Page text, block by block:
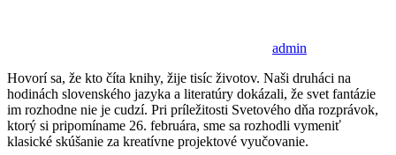
admin
Hovorí sa, že kto číta knihy, žije tisíc životov. Naši druháci na
hodinách slovenského jazyka a literatúry dokázali, že svet fantázie
im rozhodne nie je cudzí. Pri príležitosti Svetového dňa rozprávok,
ktorý si pripomíname 26. februára, sme sa rozhodli vymeniť
klasické skúšanie za kreatívne projektové vyučovanie.